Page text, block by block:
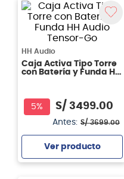
HH Audio
Caja Activa Tipo Torre
con Batería y Funda HH
5% S/ 3499.00
Antes: S/ 3699.00
Ver producto